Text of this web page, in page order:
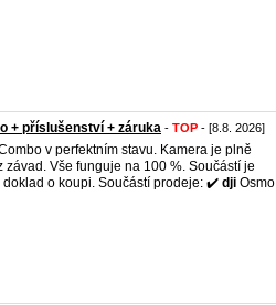
+ příslušenství + záruka - TOP - [8.8. 2026]
v perfektním stavu. Kamera je plně
Vše funguje na 100 %. Součástí je
o koupi. Součástí prodeje: ✔️ dji Osmo